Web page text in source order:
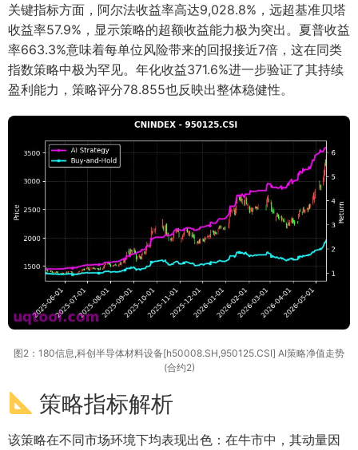
关键指标方面，阿尔法收益率高达9,028.8%，远超基准贝塔
收益率57.9%，显示策略的超额收益能力极为突出。夏普收益
率663.3%意味着每单位风险带来的回报接近7倍，这在同类
指数策略中极为罕见。年化收益371.6%进一步验证了其持续
盈利能力，策略评分78.855也反映出整体稳健性。
图2：180信息,科创半导体材料设备[h50008.SH,950125.CSI] AI策略净值走势
(合约2)
策略指标解析
该策略在不同市场环境下均表现出色：在牛市中，其动量因